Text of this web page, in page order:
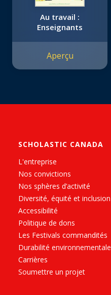
Au travail :
Enseignants
Aperçu
SCHOLASTIC CANADA
L'entreprise
Nos convictions
Nos sphères d’activité
Diversité, équité et inclusion
Accessibilité
Politique de dons
Les Festivals commandités
Durabilité environnementale
Carrières
Soumettre un projet